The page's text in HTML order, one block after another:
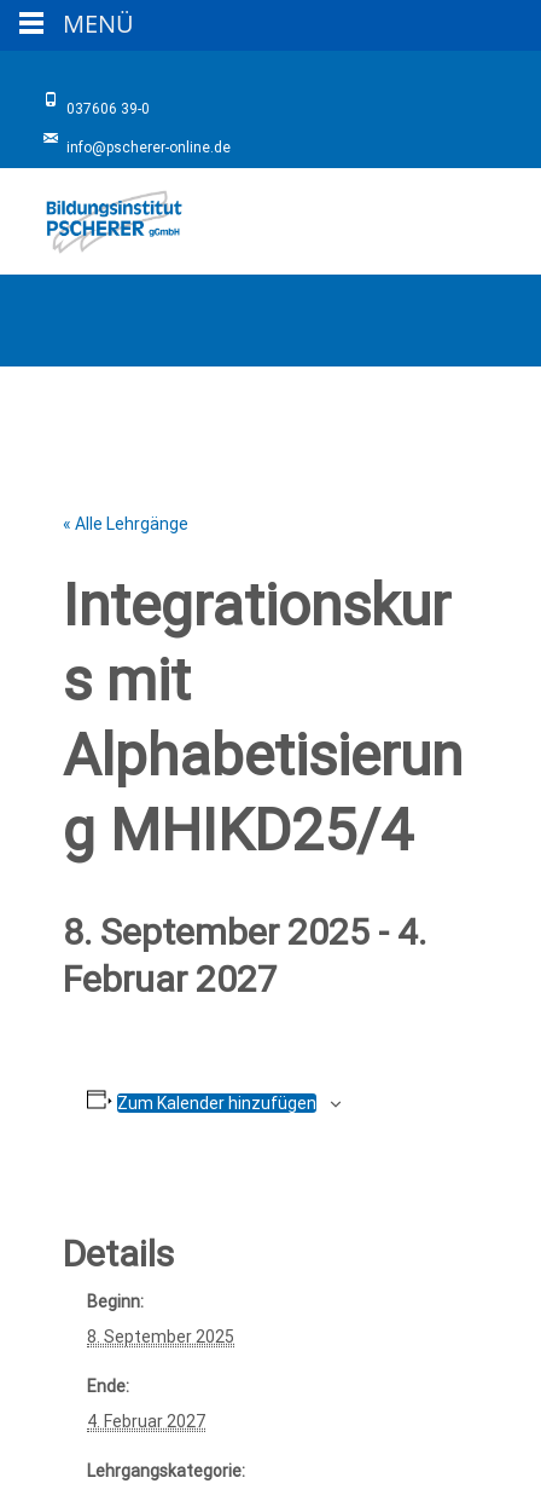
037606 39-0
info@pscherer-online.de
« Alle Lehrgänge
Integrationskur
s mit
Alphabetisierun
g MHIKD25/4
8. September 2025 - 4.
Februar 2027
Zum Kalender hinzufügen
Details
Beginn:
8. September 2025
Ende:
4. Februar 2027
Lehrgangskategorie:
MENÜ